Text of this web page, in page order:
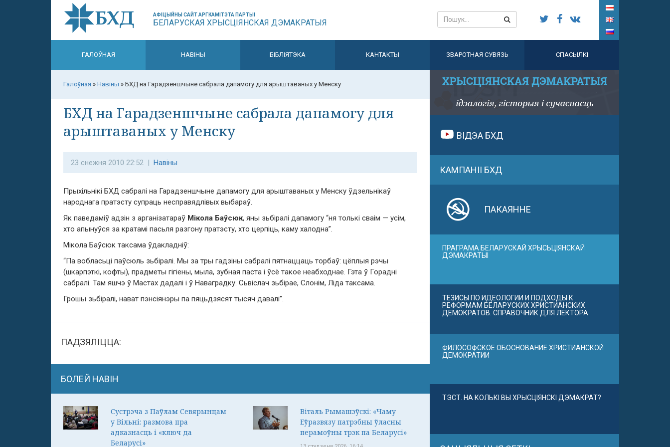
АФІЦЫЙНЫ САЙТ АРГКАМІТЭТА ПАРТЫІ
БЕЛАРУСКАЯ ХРЫСЦІЯНСКАЯ ДЭМАКРАТЫЯ
ГАЛОЎНАЯ НАВІНЫ БІБЛІЯТЭКА КАНТАКТЫ ЗВАРОТНАЯ СУВЯЗЬ СПАСЫЛКІ
Галоўная » Навіны » БХД на Гарадзеншчыне сабрала дапамогу для арыштаваных у Менску
БХД на Гарадзеншчыне сабрала дапамогу для
арыштаваных у Менску
23 снежня 2010 22:52 | Навіны
Прыхільнікі БХД сабралі на Гарадзеншчыне дапамогу для арыштаваных у Менску ўдзельнікаў
народнага пратэсту супраць несправядлівых выбараў.
Як паведаміў адзін з арганізатараў Мікола Баўсюк, яны зьбіралі дапамогу “ня толькі сваім — усім,
хто апынуўся за кратамі пасьля разгону пратэсту, хто церпіць, каму халодна”.
Мікола Баўсюк таксама ўдакладніў:
“Па вобласьці паўсюль зьбіралі. Мы за тры гадзіны сабралі пятнаццаць торбаў: цёплыя рэчы
(шкарпэткі, кофты), прадметы гігіены, мыла, зубная паста і ўсё такое неабходнае. Гэта ў Горадні
сабралі. Там яшчэ ў Мастах дадалі і ў Наваградку. Сьвіслач зьбірае, Слонім, Ліда таксама.
Грошы зьбіралі, нават пэнсіянэры па пяцьдзясят тысяч давалі”.
ПАДЗЯЛІЦЦА:
БОЛЕЙ НАВІН
Сустрэча з Паўлам Севярынцам
у Вільні: размова пра
адказнасць і «ключ да
Беларусі»
Віталь Рымашэўскі: «Чаму
Еўразвязу патрэбны ўласны
перамоўны трэк па Беларусі»
ВІДЭА БХД
КАМПАНІІ БХД
ПАКАЯННЕ
ПРАГРАМА БЕЛАРУСКАЙ ХРЫСЬЦІЯНСКАЙ
ДЭМАКРАТЫІ
ТЕЗИСЫ ПО ИДЕОЛОГИИ И ПОДХОДЫ К
РЕФОРМАМ БЕЛАРУСКИХ ХРИСТИАНСКИХ
ДЕМОКРАТОВ. СПРАВОЧНИК ДЛЯ ЛЕКТОРА
ФИЛОСОФСКОЕ ОБОСНОВАНИЕ ХРИСТИАНСКОЙ
ДЕМОКРАТИИ
ТЭСТ. НА КОЛЬКІ ВЫ ХРЫСЦІЯНСКІ ДЭМАКРАТ?